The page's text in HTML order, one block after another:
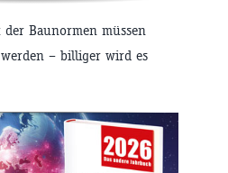
der Baunormen müssen
– billiger wird es